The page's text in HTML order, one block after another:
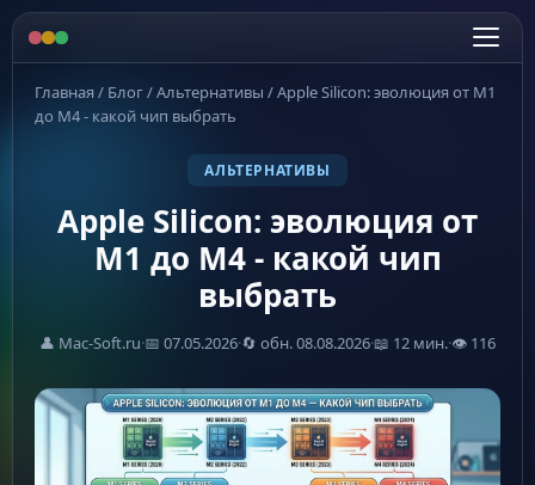
Главная/ Блог/Альтернативы /Apple Silicon: эволюция от M1
до M4 - какой чип выбрать
АЛЬТЕРНАТИВЫ
Apple Silicon: эволюция от
M1 до M4 - какой чип
выбрать
👤 Mac-Soft.ru·📅 07.05.2026·🔄 обн. 08.08.2026·📖 12 мин.·👁 116